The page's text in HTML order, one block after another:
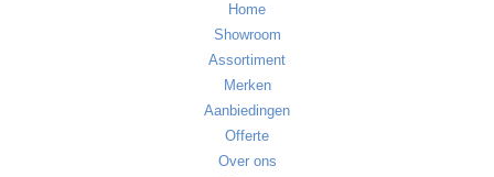
Home
Showroom
Assortiment
Merken
Aanbiedingen
Offerte
Over ons